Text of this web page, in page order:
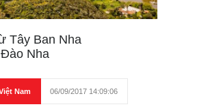
Tây Ban Nha
Nha
Nam 06/09/2017 14:09:06